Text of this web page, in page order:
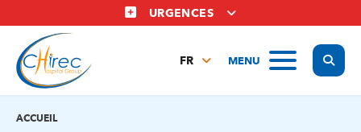
au
contenu
principal
URGENCES
MENU
FR
ACCUEIL